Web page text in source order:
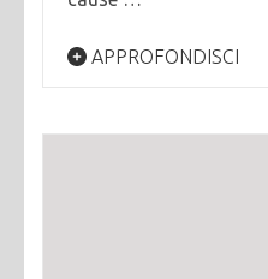
APPROFONDISCI